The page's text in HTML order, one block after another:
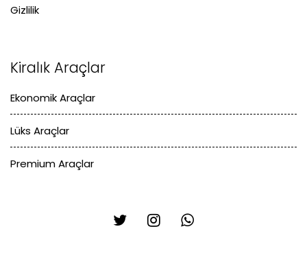
Gizlilik
Kiralık Araçlar
Ekonomik Araçlar
Lüks Araçlar
Premium Araçlar